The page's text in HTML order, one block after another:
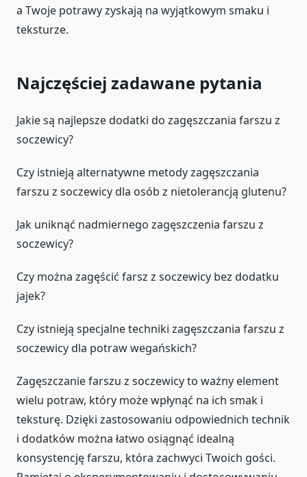
a Twoje potrawy zyskają na wyjątkowym smaku i
teksturze.
Najczęściej zadawane pytania
Jakie są najlepsze dodatki do zagęszczania farszu z
soczewicy?
Czy istnieją alternatywne metody zagęszczania
farszu z soczewicy dla osób z nietolerancją glutenu?
Jak uniknąć nadmiernego zagęszczenia farszu z
soczewicy?
Czy można zagęścić farsz z soczewicy bez dodatku
jajek?
Czy istnieją specjalne techniki zagęszczania farszu z
soczewicy dla potraw wegańskich?
Zagęszczanie farszu z soczewicy to ważny element
wielu potraw, który może wpłynąć na ich smak i
teksturę. Dzięki zastosowaniu odpowiednich technik
i dodatków można łatwo osiągnąć idealną
konsystencję farszu, która zachwyci Twoich gości.